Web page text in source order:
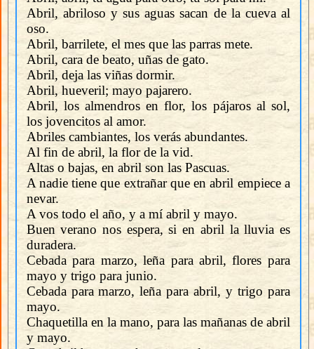
Abril, abriloso y sus aguas sacan de la cueva al
oso.
Abril, barrilete, el mes que las parras mete.
Abril, cara de beato, uñas de gato.
Abril, deja las viñas dormir.
Abril, hueveril; mayo pajarero.
Abril, los almendros en flor, los pájaros al sol,
los jovencitos al amor.
Abriles cambiantes, los verás abundantes.
Al fin de abril, la flor de la vid.
Altas o bajas, en abril son las Pascuas.
A nadie tiene que extrañar que en abril empiece a
nevar.
A vos todo el año, y a mí abril y mayo.
Buen verano nos espera, si en abril la lluvia es
duradera.
Cebada para marzo, leña para abril, flores para
mayo y trigo para junio.
Cebada para marzo, leña para abril, y trigo para
mayo.
Chaquetilla en la mano, para las mañanas de abril
y mayo.